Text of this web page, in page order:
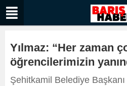
Yılmaz: “Her zaman
öğrencilerimizin
Şehitkamil Belediye Başkanı